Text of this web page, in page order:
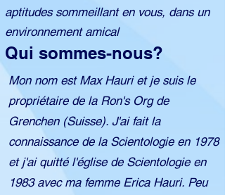
aptitudes sommeillant en vous, dans un
environnement amical
Qui sommes-nous?
​Mon nom est Max Hauri et je suis le
propriétaire de la Ron's Org de
Grenchen (Suisse). J'ai fait la
connaissance de la Scientologie en 1978
et j'ai quitté l'église de Scientologie en
1983 avec ma femme Erica Hauri. Peu